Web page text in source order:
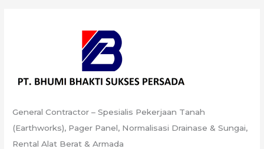
General Contractor – Spesialis Pekerjaan Tanah
(Earthworks), Pager Panel, Normalisasi Drainase & Sungai,
Rental Alat Berat & Armada